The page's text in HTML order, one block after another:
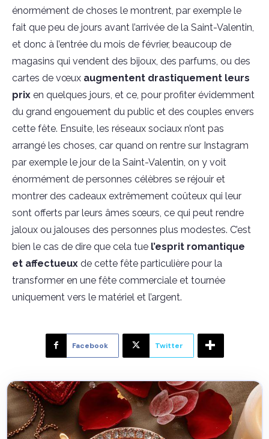
énormément de choses le montrent, par exemple le
fait que peu de jours avant l’arrivée de la Saint-Valentin,
et donc à l’entrée du mois de février, beaucoup de
magasins qui vendent des bijoux, des parfums, ou des
cartes de vœux augmentent drastiquement leurs
prix en quelques jours, et ce, pour profiter évidemment
du grand engouement du public et des couples envers
cette fête. Ensuite, les réseaux sociaux n’ont pas
arrangé les choses, car quand on rentre sur Instagram
par exemple le jour de la Saint-Valentin, on y voit
énormément de personnes célèbres se réjouir et
montrer des cadeaux extrêmement coûteux qui leur
sont offerts par leurs âmes sœurs, ce qui peut rendre
jaloux ou jalouses des personnes plus modestes. C’est
bien le cas de dire que cela tue l’esprit romantique
et affectueux de cette fête particulière pour la
transformer en une fête commerciale et tournée
uniquement vers le matériel et l’argent.
Facebook Twitter